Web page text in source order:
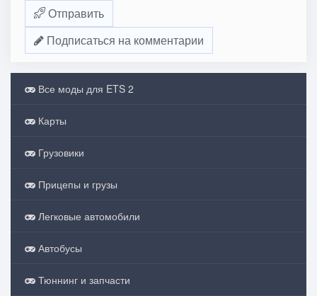
Отправить
Подписаться на комментарии
Все моды для ETS 2
Карты
Грузовики
Прицепы и грузы
Легковые автомобили
Автобусы
Тюннинг и запчасти